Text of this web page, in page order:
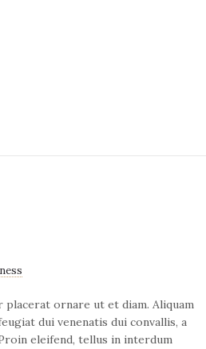
ornare ut et diam. Aliquam
dui venenatis dui convallis, a
eleifend, tellus in interdum